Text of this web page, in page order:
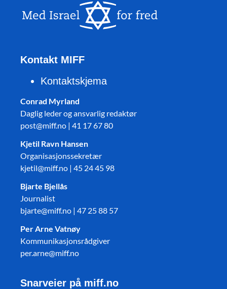
Kontakt MIFF
Kontaktskjema
Conrad Myrland
Daglig leder og ansvarlig redaktør
post@miff.no | 41 17 67 80
Kjetil Ravn Hansen
Organisasjonssekretær
kjetil@miff.no | 45 24 45 98
Bjarte Bjellås
Journalist
bjarte@miff.no | 47 25 88 57
Per Arne Vatnøy
Kommunikasjonsrådgiver
per.arne@miff.no
Snarveier på miff.no